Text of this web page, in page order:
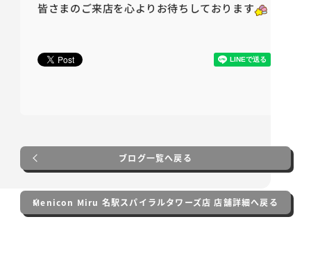
皆さまのご来店を心よりお待ちしております
ブログ一覧へ戻る
Menicon Miru 名駅スパイラルタワーズ店 店舗詳細へ戻る